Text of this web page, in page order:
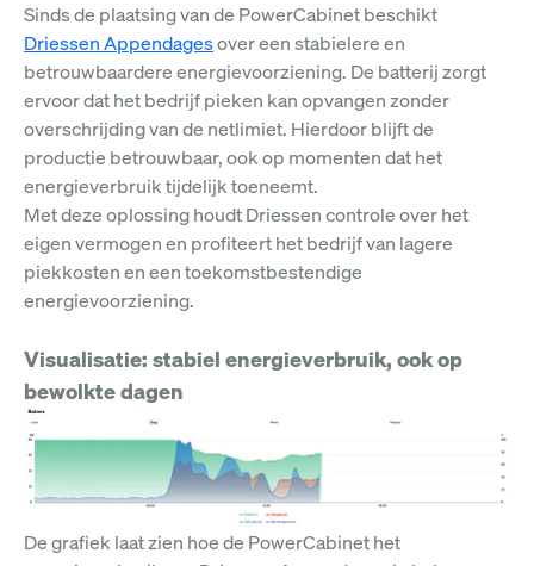
Sinds de plaatsing van de PowerCabinet beschikt
Driessen Appendagesover een stabielere en
betrouwbaardere energievoorziening. De batterij zorgt
ervoor dat het bedrijf pieken kan opvangen zonder
overschrijding van de netlimiet. Hierdoor blijft de
productie betrouwbaar, ook op momenten dat het
energieverbruik tijdelijk toeneemt.
Met deze oplossing houdt Driessen controle over het
eigen vermogen en profiteert het bedrijf van lagere
piekkosten en een toekomstbestendige
energievoorziening.
Visualisatie: stabiel energieverbruik, ook op
bewolkte dagen
De grafiek laat zien hoe de PowerCabinet het